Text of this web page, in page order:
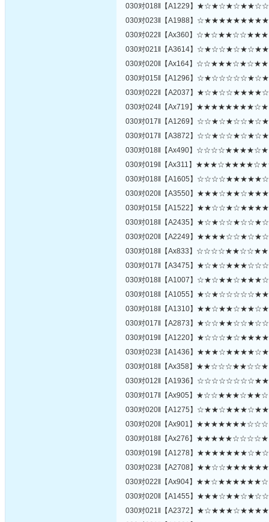
030对018‖【A1229】
030对023‖【A1988】
030对022‖【Ax360】
030对021‖【A3614】
030对020‖【Ax164】
030对015‖【A1296】
030对022‖【A2037】
030对024‖【Ax719】
030对017‖【A1269】
030对017‖【A3872】
030对018‖【Ax490】
030对019‖【Ax311】
030对018‖【A1605】
030对020‖【A3550】
030对015‖【A1522】
030对018‖【A2435】
030对020‖【A2249】
030对018‖【Ax833】
030对017‖【A3475】
030对018‖【A1007】
030对018‖【A1055】
030对018‖【A1310】
030对017‖【A2873】
030对019‖【A1220】
030对023‖【A1436】
030对018‖【Ax358】
030对012‖【A1936】
030对017‖【Ax905】
030对020‖【A1275】
030对020‖【Ax901】
030对018‖【Ax276】
030对019‖【A1278】
030对023‖【A2708】
030对022‖【Ax904】
030对020‖【A1455】
030对021‖【A2372】